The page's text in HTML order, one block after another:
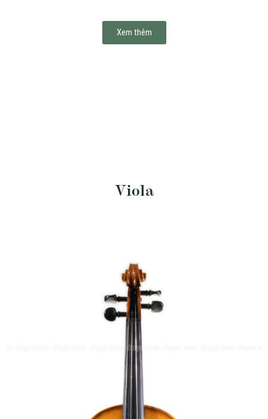
Xem thêm
Viola
150,000,000
SKU: DV198-EHRSize: 15.5"
Ernst Heinrich Roth viola #71, 1983
• Brand/Maker: Ernst
Heinrich Roth